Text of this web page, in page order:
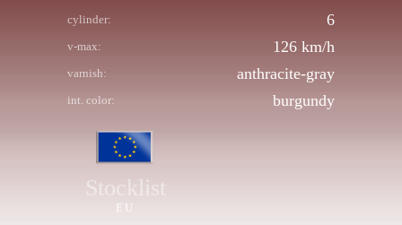
cylinder: 6
v-max: 126 km/h
varnish: anthracite-gray
int. color: burgundy
Stocklist
EU